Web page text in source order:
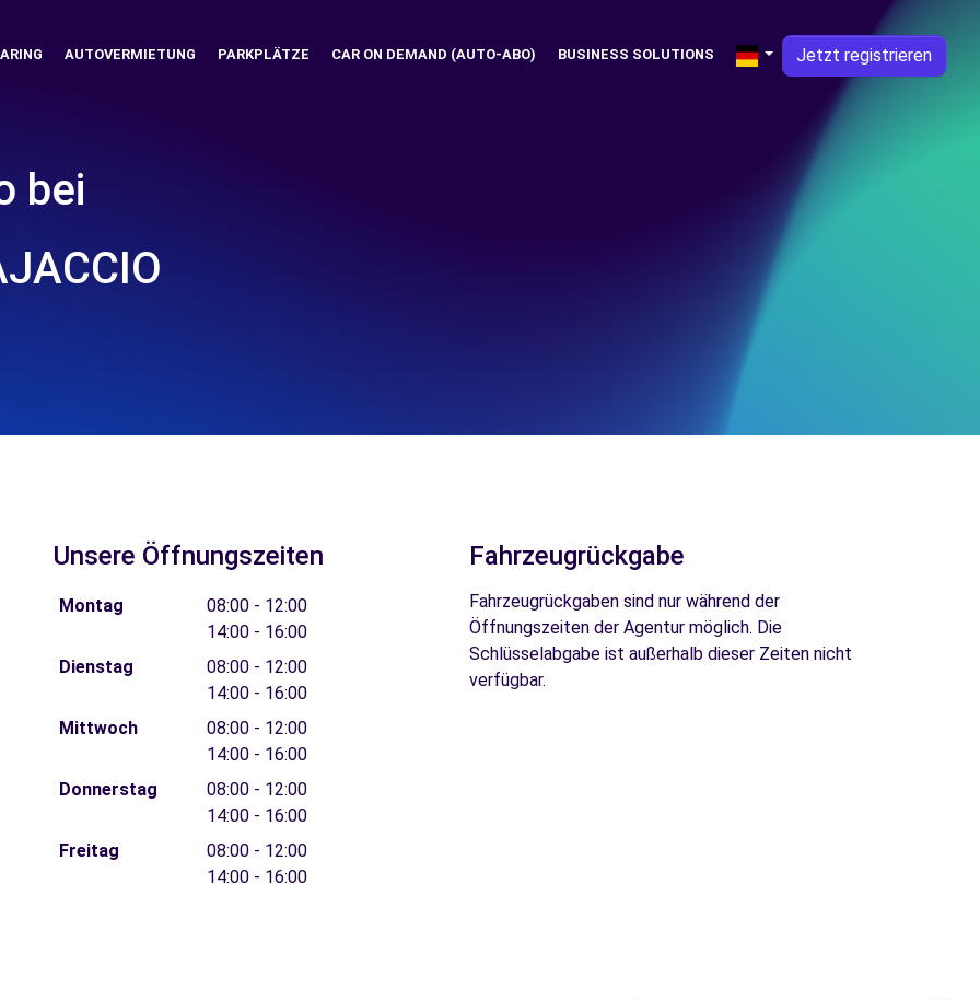
AUTOVERMIETUNG PARKPLÄTZE CAR ON DEMAND (AUTO-ABO) BUSINESS SOLUTIONS Jetzt registrieren
bei
Unsere Öffnungszeiten
Montag
08:00 - 12:00
14:00 - 16:00
Dienstag
08:00 - 12:00
14:00 - 16:00
Mittwoch
08:00 - 12:00
14:00 - 16:00
Donnerstag
08:00 - 12:00
14:00 - 16:00
Freitag
08:00 - 12:00
14:00 - 16:00
Fahrzeugrückgabe
Fahrzeugrückgaben sind nur während der
Öffnungszeiten der Agentur möglich. Die
Schlüsselabgabe ist außerhalb dieser Zeiten nicht
verfügbar.